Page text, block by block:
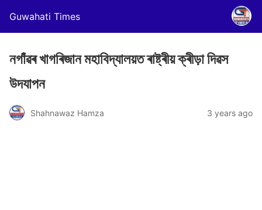
Guwahati Times
নগাঁৱৰ খাগৰিজান মহাবিদ্যালয়ত ৰাষ্ট্ৰীয় ক্ৰীড়া দিৱস
উদযাপন
Shahnawaz Hamza 3 years ago